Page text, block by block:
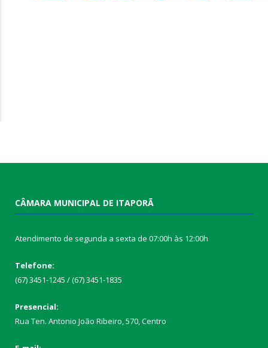
CÂMARA MUNICIPAL DE ITAPORÃ
Atendimento de segunda a sexta de 07:00h às 12:00h
Telefone:
(67) 3451-1245 / (67) 3451-1835
Presencial:
Rua Ten. Antonio João Ribeiro, 570, Centro